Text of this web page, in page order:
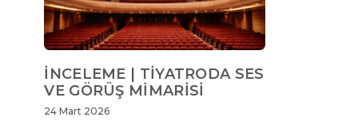
İNCELEME | TİYATRODA SES
VE GÖRÜŞ MİMARİSİ
24 Mart 2026